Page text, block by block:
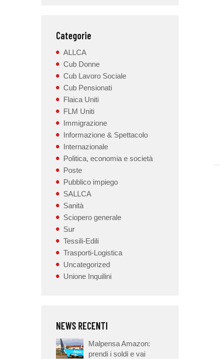
Categorie
ALLCA
Cub Donne
Cub Lavoro Sociale
Cub Pensionati
Flaica Uniti
FLM Uniti
Immigrazione
Informazione & Spettacolo
Internazionale
Politica, economia e società
Poste
Pubblico impiego
SALLCA
Sanità
Sciopero generale
Sur
Tessili-Edili
Trasporti-Logistica
Uncategorized
Unione Inquilini
NEWS RECENTI
Malpensa Amazon:
prendi i soldi e vai